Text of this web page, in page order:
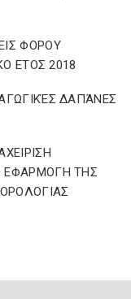
ΦΟΡΟΥ
ΕΤΟΣ 2018
ΔΑΠΆΝΕΣ
ΕΦΑΡΜΟΓΗ ΤΗΣ